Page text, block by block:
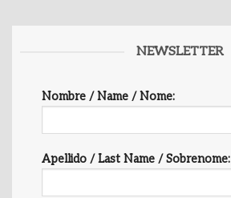
NEWSLETTER
Nombre / Name / Nome:
Apellido / Last Name / Sobrenome: